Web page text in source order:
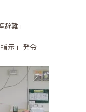
へ
難」
示」発令